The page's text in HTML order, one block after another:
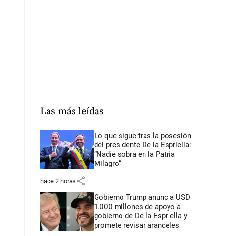
Las más leídas
Lo que sigue tras la posesión
del presidente De la Espriella:
“Nadie sobra en la Patria
Milagro”
hace 2 horas share
Gobierno Trump anuncia USD
1.000 millones de apoyo a
gobierno de De la Espriella y
promete revisar aranceles